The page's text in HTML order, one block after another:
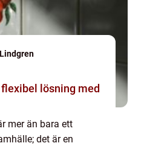
lösning med
mer än bara ett
det är en